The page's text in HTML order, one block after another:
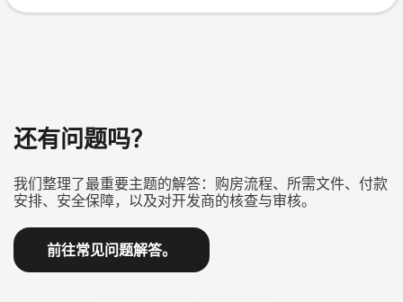
还有问题吗？
我们整理了最重要主题的解答：购房流程、所需文件、付款
安排、安全保障，以及对开发商的核查与审核。
前往常见问题解答。